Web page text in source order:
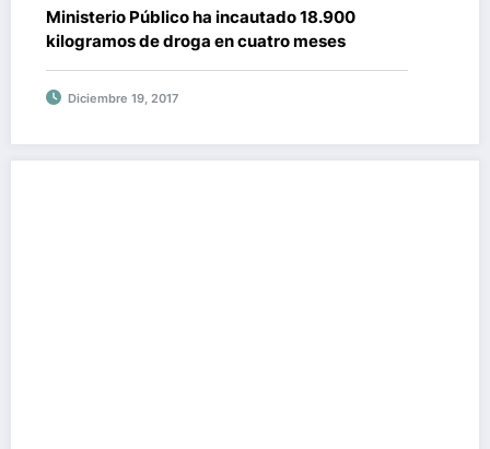
Ministerio Público ha incautado 18.900
kilogramos de droga en cuatro meses
Diciembre 19, 2017